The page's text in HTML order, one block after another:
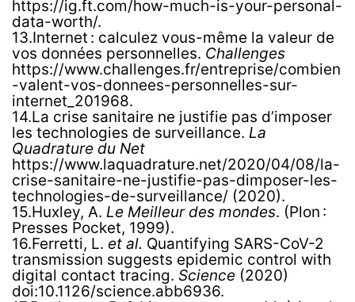
https://ig.ft.com/how-much-is-your-personal-
data-worth/.
13.Internet : calculez vous-même la valeur de
vos données personnelles. Challenges
https://www.challenges.fr/entreprise/combien
-valent-vos-donnees-personnelles-sur-
internet_201968.
14.La crise sanitaire ne justifie pas d’imposer
les technologies de surveillance. La
Quadrature du Net
https://www.laquadrature.net/2020/04/08/la-
crise-sanitaire-ne-justifie-pas-dimposer-les-
technologies-de-surveillance/ (2020).
15.Huxley, A. Le Meilleur des mondes. (Plon :
Presses Pocket, 1999).
16.Ferretti, L. et al. Quantifying SARS-CoV-2
transmission suggests epidemic control with
digital contact tracing. Science (2020)
doi:10.1126/science.abb6936.